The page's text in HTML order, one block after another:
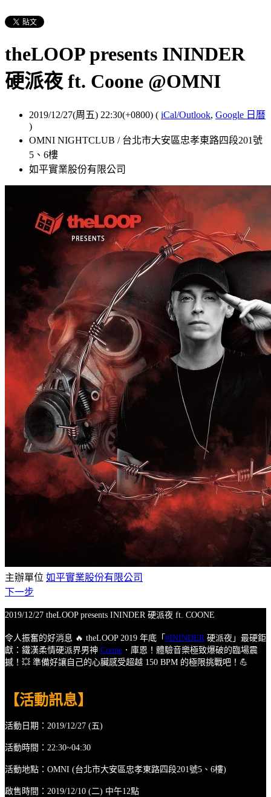
theLOOP presents ININDER
硬派夜 ft. Coone @OMNI
2019/12/27(周五) 22:30(+0800) ( iCal/Outlook, Google 日曆
)
OMNI NIGHTCLUB / 台北市大安區忠孝東路四段201號
5、6樓
如平實業股份有限公司
主辦單位 如平實業股份有限公司
下一步
2019/12/27 theLOOP presents ININDER 硬派夜 ft. COONE
令人振奮的好消息 🔥 theLOOP 2019 年底「 #ININDER 硬派夜」最硬鉅
獻：鐵漢柔情硬派界男神 Coone ．庫恩！體驗音樂極致爆破的臨場震
撼！💥 準備好讓自己的心臟感受超越 150 BPM 的極限挑戰吧！💪
【活動訊息】
活動日期：2019/12/27 (五)
活動時間：22:30~04:30
活動地點：OMNI (台北市大安區忠孝東路四段201號5、6樓)
啟售時間：2019/12/10 (二) 中午12點